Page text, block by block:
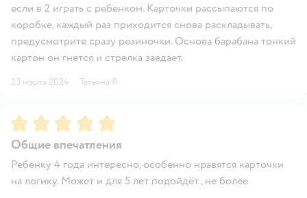
если в 2 играть с ребенком. Карточки рассыпаются по
коробке, каждый раз приходится снова раскладывать,
предусмотрите сразу резиночки. Основа барабана тонкий
картон он гнется и стрелка заедает.
23 марта 2024 · Татьяна Я.
Рейтинг:5
Общие впечатления
Ребенку 4 года интересно, особенно нравятся карточки
на логику. Может и для 5 лет подойдёт , не более